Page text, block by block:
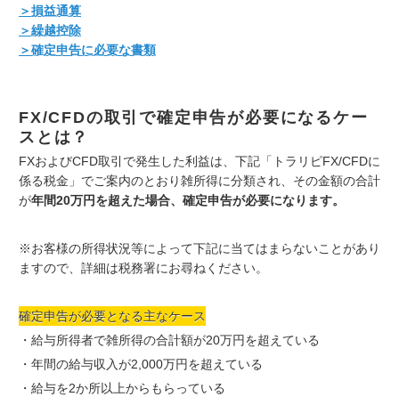
＞損益通算
＞繰越控除
＞確定申告に必要な書類
FX/CFDの取引で確定申告が必要になるケー
スとは？
FXおよびCFD取引で発生した利益は、下記「トラリピFX/CFDに
係る税金」でご案内のとおり雑所得に分類され、その金額の合計
が年間20万円を超えた場合、確定申告が必要になります。
※お客様の所得状況等によって下記に当てはまらないことがあり
ますので、詳細は税務署にお尋ねください。
確定申告が必要となる主なケース
・給与所得者で雑所得の合計額が20万円を超えている
・年間の給与収入が2,000万円を超えている
・給与を2か所以上からもらっている